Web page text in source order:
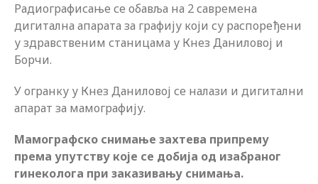
Радиографисање се обавља на 2 савремена
дигитална апарата за графију који су распоређени
у здравственим станицама у Кнез Даниловој и
Борчи.
У огранку у Кнез Даниловој се налази и дигитални
апарат за мамографију.
Мамографско снимање захтева припрему
према упутству које се добија од изабраног
гинеколога при заказивању снимања.